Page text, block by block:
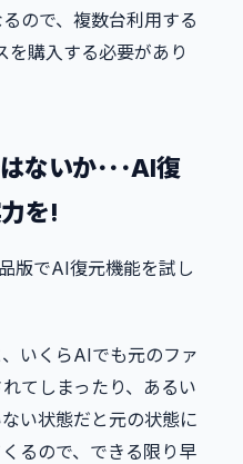
ので、複数台利用する
を購入する必要があり
ないか･･･AI復
を!
版でAI復元機能を試し
いくらAIでも元のファ
てしまったり、あるい
い状態だと元の状態に
るので、できる限り早